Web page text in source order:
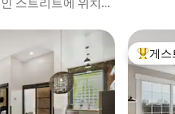
상위게스